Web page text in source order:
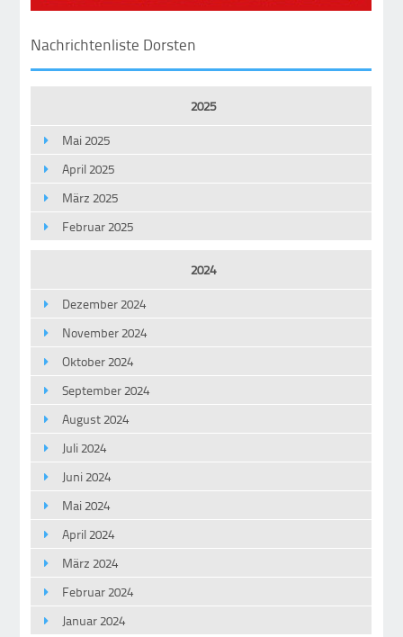
Nachrichtenliste Dorsten
2025
Mai 2025
April 2025
März 2025
Februar 2025
2024
Dezember 2024
November 2024
Oktober 2024
September 2024
August 2024
Juli 2024
Juni 2024
Mai 2024
April 2024
März 2024
Februar 2024
Januar 2024